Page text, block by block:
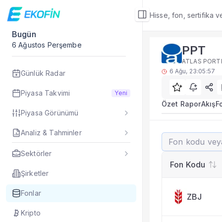
Hisse, fon, sertifika
Bugün
6 Ağustos Perşembe
Günlük Radar
Piyasa Takvimi Yeni
Piyasa Görünümü
Analiz & Tahminler
Sektörler
Şirketler
Fonlar
Kripto
Fon Detay
Rakip Analizi
PPT benzer
PPT fonu rakip
TEFAS PPT fonu
Fon verileri hangi
PPT fonunu diğer
Evet. Fon detay
Fon Detay— İlgili
Fon Portföyü
PPT
ATLAS
6 Ağu, 23:05:57
Özet RaporAkış
PPT
ATLAS
Fon Kodu
ZBJ